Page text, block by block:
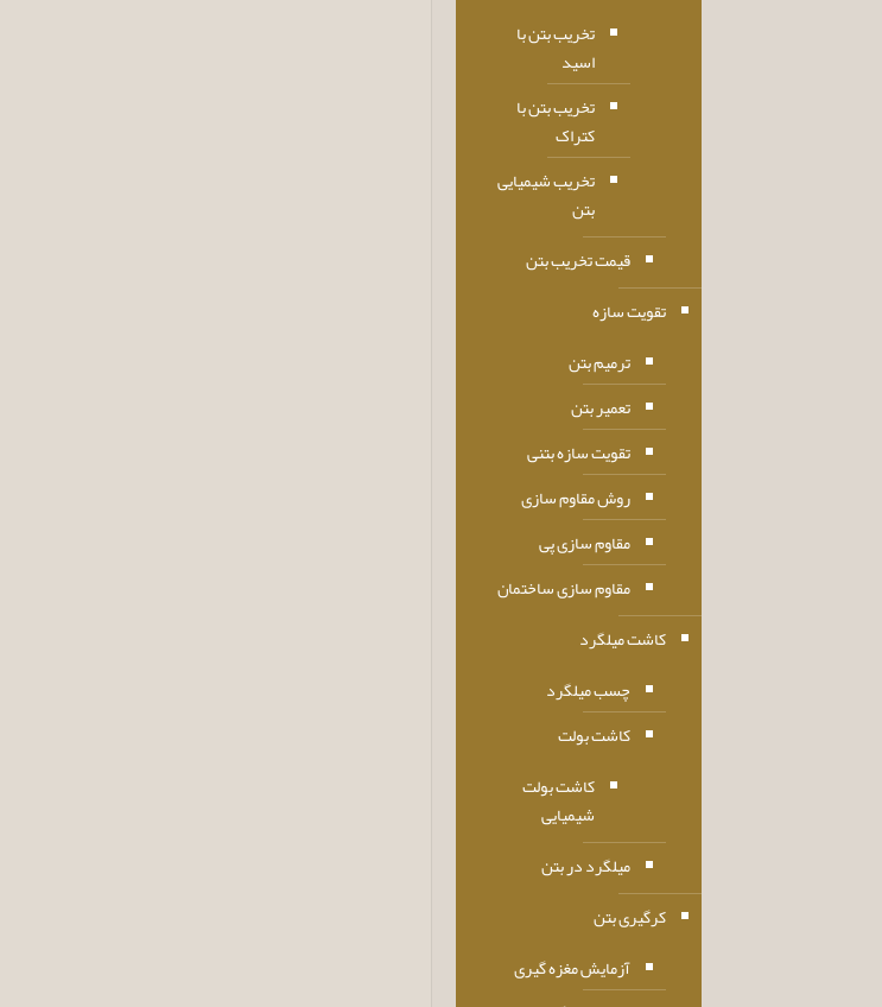
تخریب بتن با
اسید
تخریب بتن با
کتراک
تخریب شیمیایی
بتن
قیمت تخریب بتن
تقویت سازه
ترمیم بتن
تعمیر بتن
تقویت سازه بتنی
روش مقاوم سازی
مقاوم سازی پی
مقاوم سازی ساختمان
کاشت میلگرد
چسب میلگرد
کاشت بولت
کاشت بولت
شیمیایی
میلگرد در بتن
کرگیری بتن
آزمایش مغزه گیری